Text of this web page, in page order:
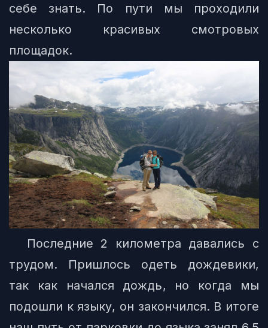
себе знать. По пути мы проходили
несколько красивых смотровых
площадок.
Последние 2 километра давались с
трудом. Пришлось одеть дождевики,
так как начался дождь, но когда мы
подошли к языку, он закончился. В итоге